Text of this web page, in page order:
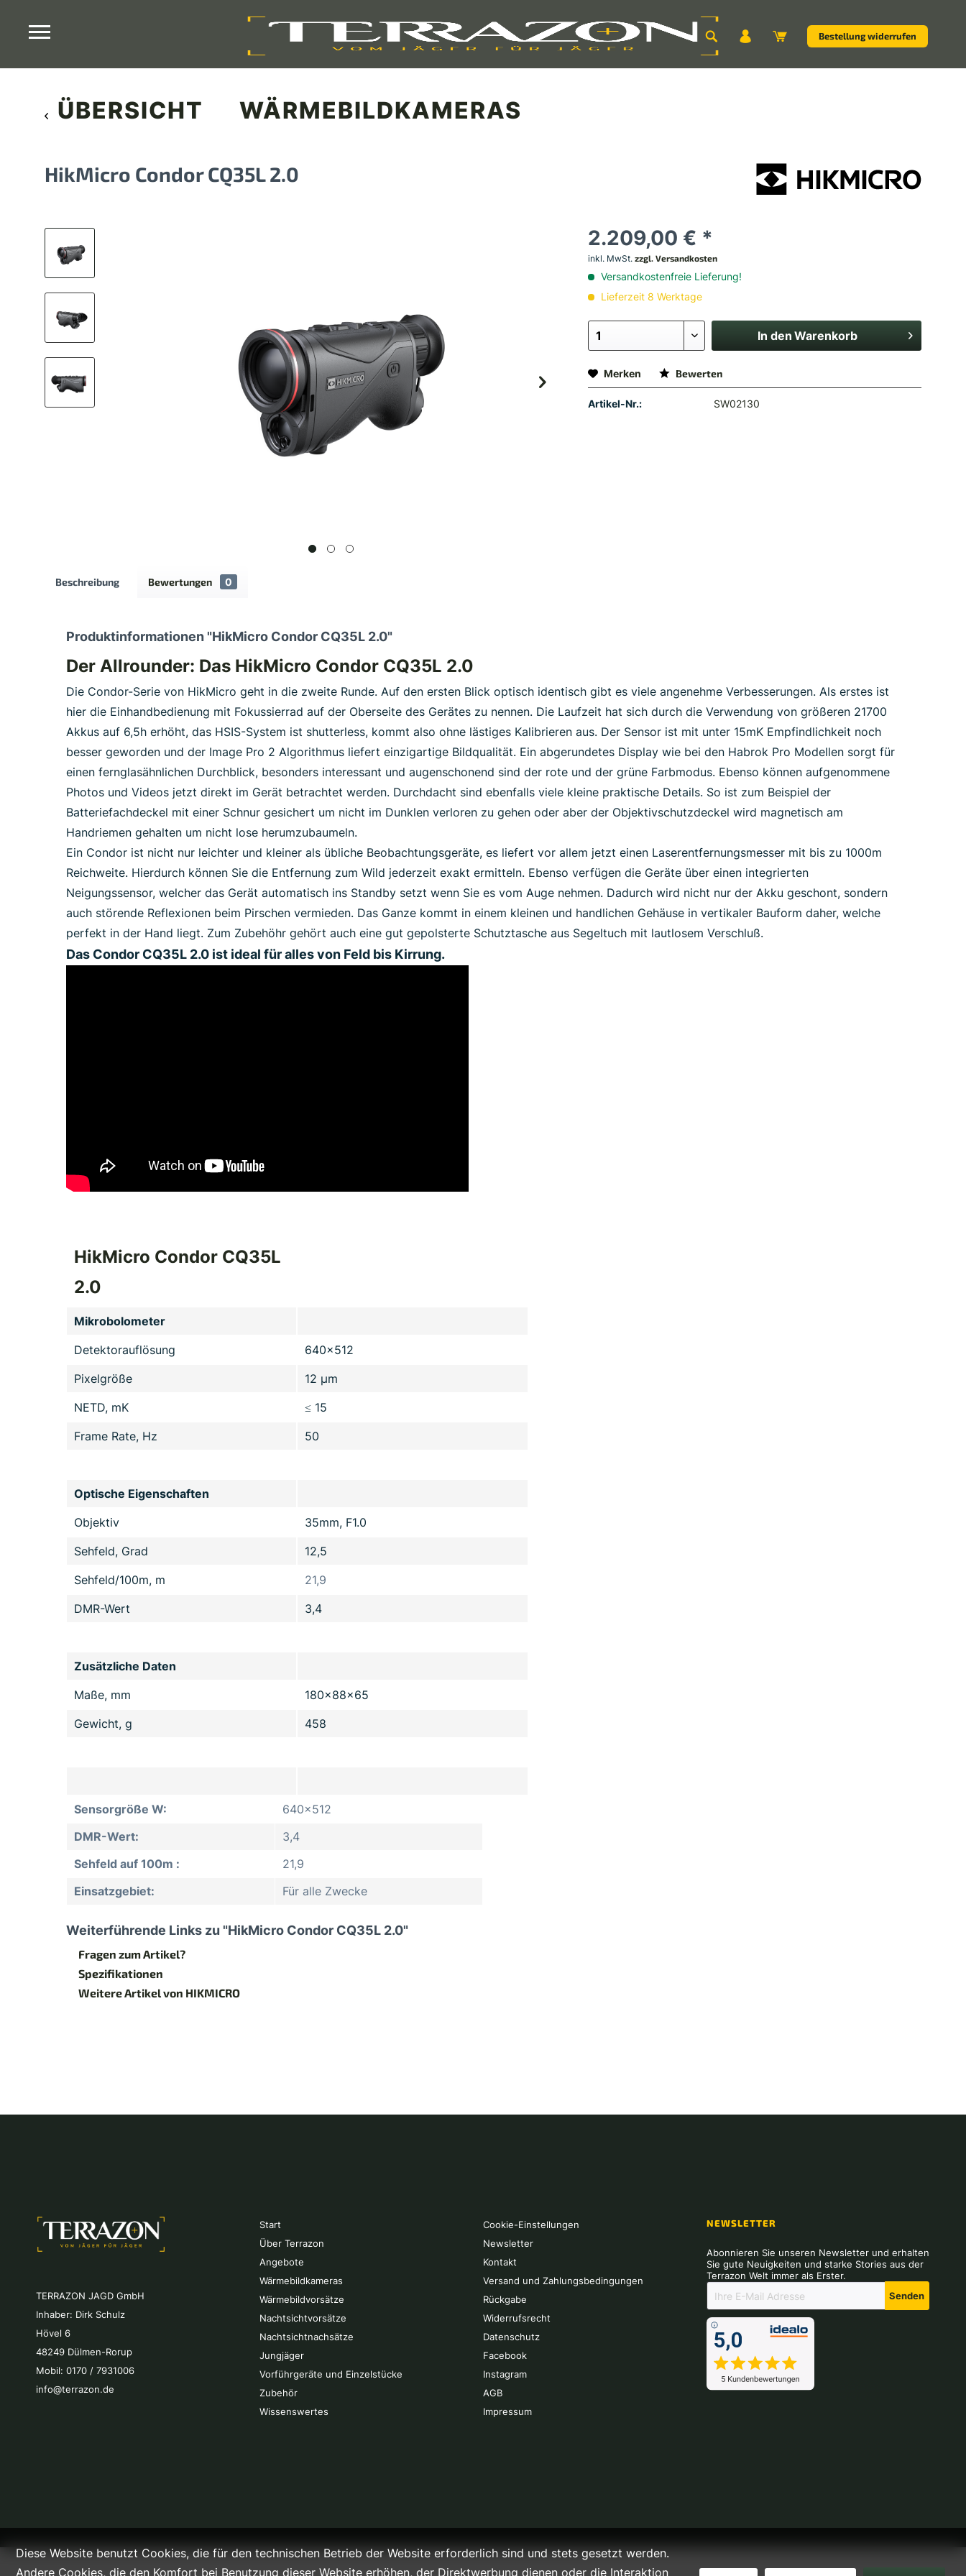
Bestellung widerrufen
ÜBERSICHT WÄRMEBILDKAMERAS
HikMicro Condor CQ35L 2.0
2.209,00 € *
inkl. MwSt.zzgl. Versandkosten
Versandkostenfreie Lieferung!
Lieferzeit 8 Werktage
In den Warenkorb
Merken Bewerten
Artikel-Nr.: SW02130
Beschreibung Bewertungen 0
Produktinformationen "HikMicro Condor CQ35L 2.0"
Der Allrounder: Das HikMicro Condor CQ35L 2.0
Die Condor-Serie von HikMicro geht in die zweite Runde. Auf den ersten Blick optisch identisch gibt es viele angenehme Verbesserungen. Als erstes ist
hier die Einhandbedienung mit Fokussierrad auf der Oberseite des Gerätes zu nennen. Die Laufzeit hat sich durch die Verwendung von größeren 21700
Akkus auf 6,5h erhöht, das HSIS-System ist shutterless, kommt also ohne lästiges Kalibrieren aus. Der Sensor ist mit unter 15mK Empfindlichkeit noch
besser geworden und der Image Pro 2 Algorithmus liefert einzigartige Bildqualität. Ein abgerundetes Display wie bei den Habrok Pro Modellen sorgt für
einen fernglasähnlichen Durchblick, besonders interessant und augenschonend sind der rote und der grüne Farbmodus. Ebenso können aufgenommene
Photos und Videos jetzt direkt im Gerät betrachtet werden. Durchdacht sind ebenfalls viele kleine praktische Details. So ist zum Beispiel der
Batteriefachdeckel mit einer Schnur gesichert um nicht im Dunklen verloren zu gehen oder aber der Objektivschutzdeckel wird magnetisch am
Handriemen gehalten um nicht lose herumzubaumeln.
Ein Condor ist nicht nur leichter und kleiner als übliche Beobachtungsgeräte, es liefert vor allem jetzt einen Laserentfernungsmesser mit bis zu 1000m
Reichweite. Hierdurch können Sie die Entfernung zum Wild jederzeit exakt ermitteln. Ebenso verfügen die Geräte über einen integrierten
Neigungssensor, welcher das Gerät automatisch ins Standby setzt wenn Sie es vom Auge nehmen. Dadurch wird nicht nur der Akku geschont, sondern
auch störende Reflexionen beim Pirschen vermieden. Das Ganze kommt in einem kleinen und handlichen Gehäuse in vertikaler Bauform daher, welche
perfekt in der Hand liegt. Zum Zubehöhr gehört auch eine gut gepolsterte Schutztasche aus Segeltuch mit lautlosem Verschluß.
Das Condor CQ35L 2.0 ist ideal für alles von Feld bis Kirrung.
HikMicro Condor CQ35L
2.0
Mikrobolometer
Detektorauflösung
640x512
Pixelgröße
12 µm
NETD, mK
≤ 15
Frame Rate, Hz
50
Optische Eigenschaften
Objektiv
35mm, F1.0
Sehfeld, Grad
12,5
Sehfeld/100m, m
21,9
DMR-Wert
3,4
Zusätzliche Daten
Maße, mm
180x88x65
Gewicht, g
458
Sensorgröße W:
640x512
DMR-Wert:
3,4
Sehfeld auf 100m :
21,9
Einsatzgebiet:
Für alle Zwecke
Weiterführende Links zu "HikMicro Condor CQ35L 2.0"
Fragen zum Artikel?
Spezifikationen
Weitere Artikel von HIKMICRO
TERRAZON JAGD GmbH
Inhaber: Dirk Schulz
Hövel 6
48249 Dülmen-Rorup
Mobil: 0170 / 7931006
info@terrazon.de
Start
Über Terrazon
Angebote
Wärmebildkameras
Wärmebildvorsätze
Nachtsichtvorsätze
Nachtsichtnachsätze
Jungjäger
Vorführgeräte und Einzelstücke
Zubehör
Wissenswertes
Cookie-Einstellungen
Newsletter
Kontakt
Versand und Zahlungsbedingungen
Rückgabe
Widerrufsrecht
Datenschutz
Facebook
Instagram
AGB
Impressum
NEWSLETTER
Abonnieren Sie unseren Newsletter und erhalten
Sie gute Neuigkeiten und starke Stories aus der
Terrazon Welt immer als Erster.
Senden
Diese Website benutzt Cookies, die für den technischen Betrieb der Website erforderlich sind und stets gesetzt werden.
Andere Cookies, die den Komfort bei Benutzung dieser Website erhöhen, der Direktwerbung dienen oder die Interaktion